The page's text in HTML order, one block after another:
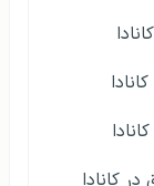
کانادا